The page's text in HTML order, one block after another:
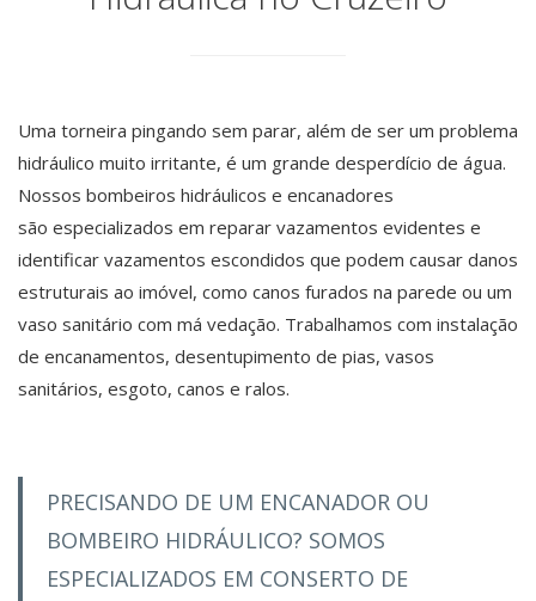
Uma torneira pingando sem parar, além de ser um problema
hidráulico muito irritante, é um grande desperdício de água.
Nossos bombeiros hidráulicos e encanadores
são especializados em reparar vazamentos evidentes e
identificar vazamentos escondidos que podem causar danos
estruturais ao imóvel, como canos furados na parede ou um
vaso sanitário com má vedação. Trabalhamos com instalação
de encanamentos, desentupimento de pias, vasos
sanitários, esgoto, canos e ralos.
PRECISANDO DE UM ENCANADOR OU
BOMBEIRO HIDRÁULICO? SOMOS
ESPECIALIZADOS EM CONSERTO DE